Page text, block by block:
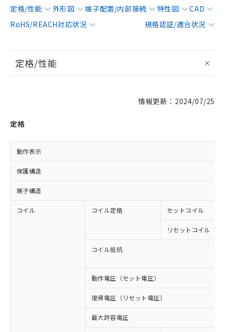
定格/性能 外形図 端子配置/内部接続 特性図
CAD
RoHS/REACH対応状況
規格認証/適合状況
定格/性能
情報更新：2024/07/25
定格
動作表示
保護構造
端子構造
コイル コイル定格 セットコイル
リセットコイル
コイル抵抗
動作電圧（セット電圧）
復帰電圧（リセット電圧）
最大許容電圧